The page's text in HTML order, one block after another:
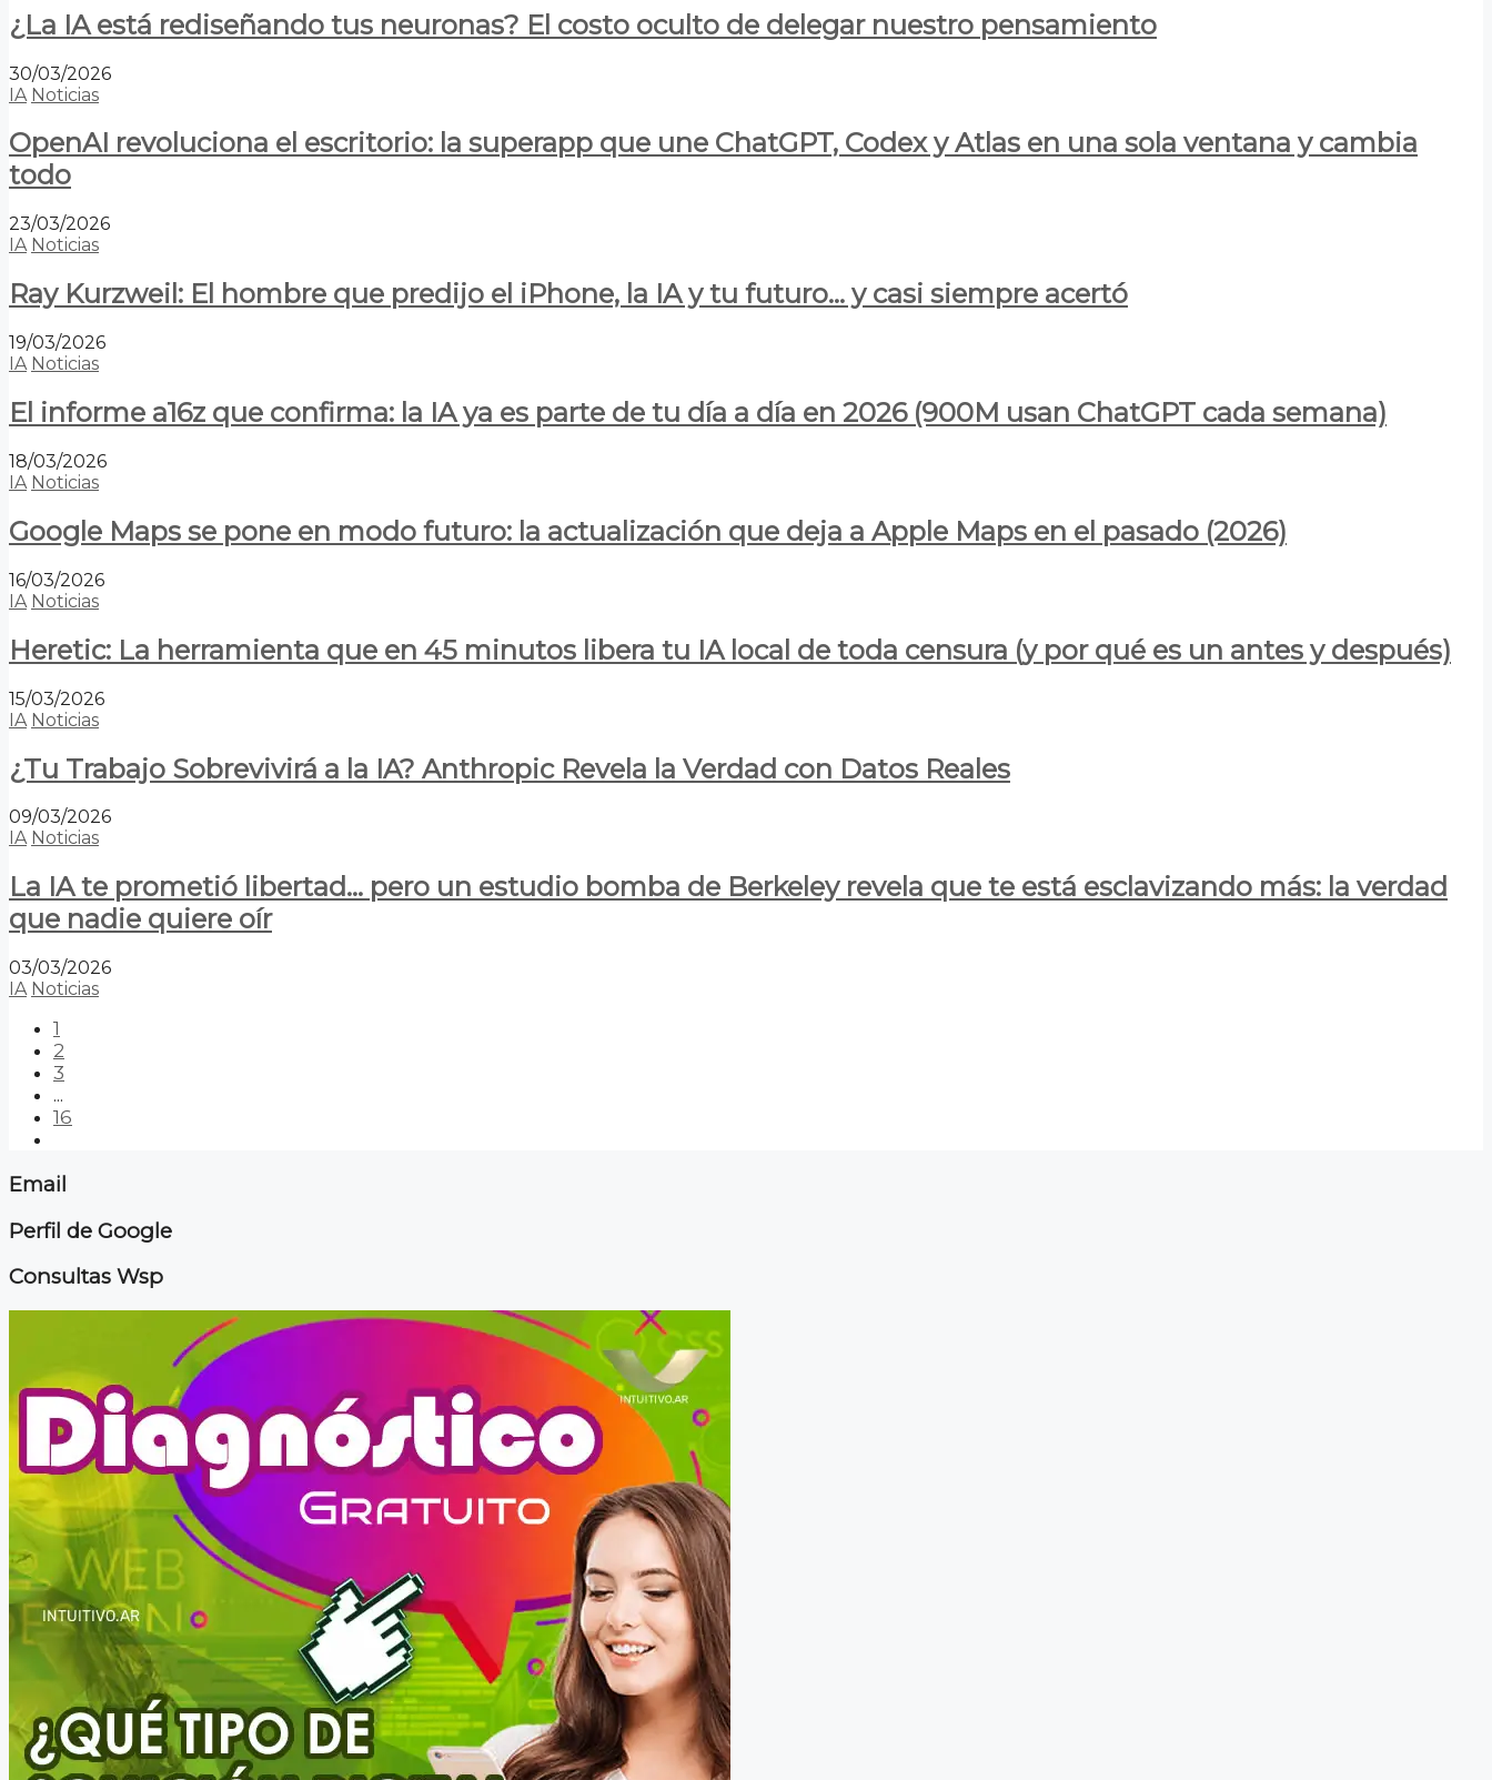
¿La IA está rediseñando tus neuronas? El costo oculto de delegar nuestro pensamiento
30/03/2026
IA Noticias
OpenAI revoluciona el escritorio: la superapp que une ChatGPT, Codex y Atlas en una sola ventana y cambia
todo
23/03/2026
IA Noticias
Ray Kurzweil: El hombre que predijo el iPhone, la IA y tu futuro… y casi siempre acertó
19/03/2026
IA Noticias
El informe a16z que confirma: la IA ya es parte de tu día a día en 2026 (900M usan ChatGPT cada semana)
18/03/2026
IA Noticias
Google Maps se pone en modo futuro: la actualización que deja a Apple Maps en el pasado (2026)
16/03/2026
IA Noticias
Heretic: La herramienta que en 45 minutos libera tu IA local de toda censura (y por qué es un antes y después)
15/03/2026
IA Noticias
¿Tu Trabajo Sobrevivirá a la IA? Anthropic Revela la Verdad con Datos Reales
09/03/2026
IA Noticias
La IA te prometió libertad… pero un estudio bomba de Berkeley revela que te está esclavizando más: la verdad
que nadie quiere oír
03/03/2026
IA Noticias
1
2
3
...
16
Email
Perfil de Google
Consultas Wsp